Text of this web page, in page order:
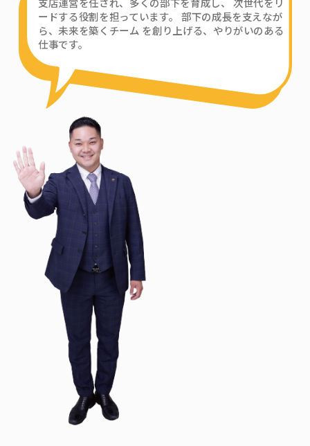
ードする役割を担っています。 部下の成長を支えなが
ら、未来を築くチーム を創り上げる、やりがいのある
仕事です。